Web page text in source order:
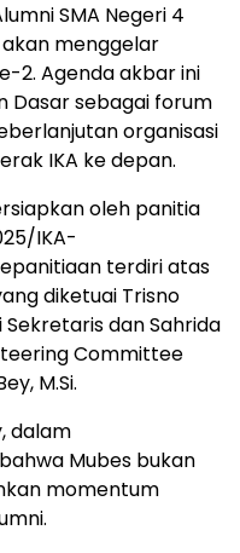
SMA Negeri 4
akan menggelar
2. Agenda akbar ini
Dasar sebagai forum
organisasi
IKA ke depan.
oleh panitia
IKA-
terdiri atas
diketuai Trisno
Sekretaris dan Sahrida
Committee
M.Si.
dalam
Mubes bukan
momentum